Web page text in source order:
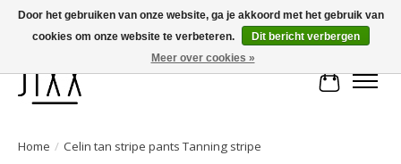
Voor 14.00 uur besteld, vandaag verstuurd | Gratis verzending vanaf € 75
Home / Celin tan stripe pants Tanning stripe
Door het gebruiken van onze website, ga je akkoord met het gebruik van
cookies om onze website te verbeteren.
Dit bericht verbergen
Meer over cookies »